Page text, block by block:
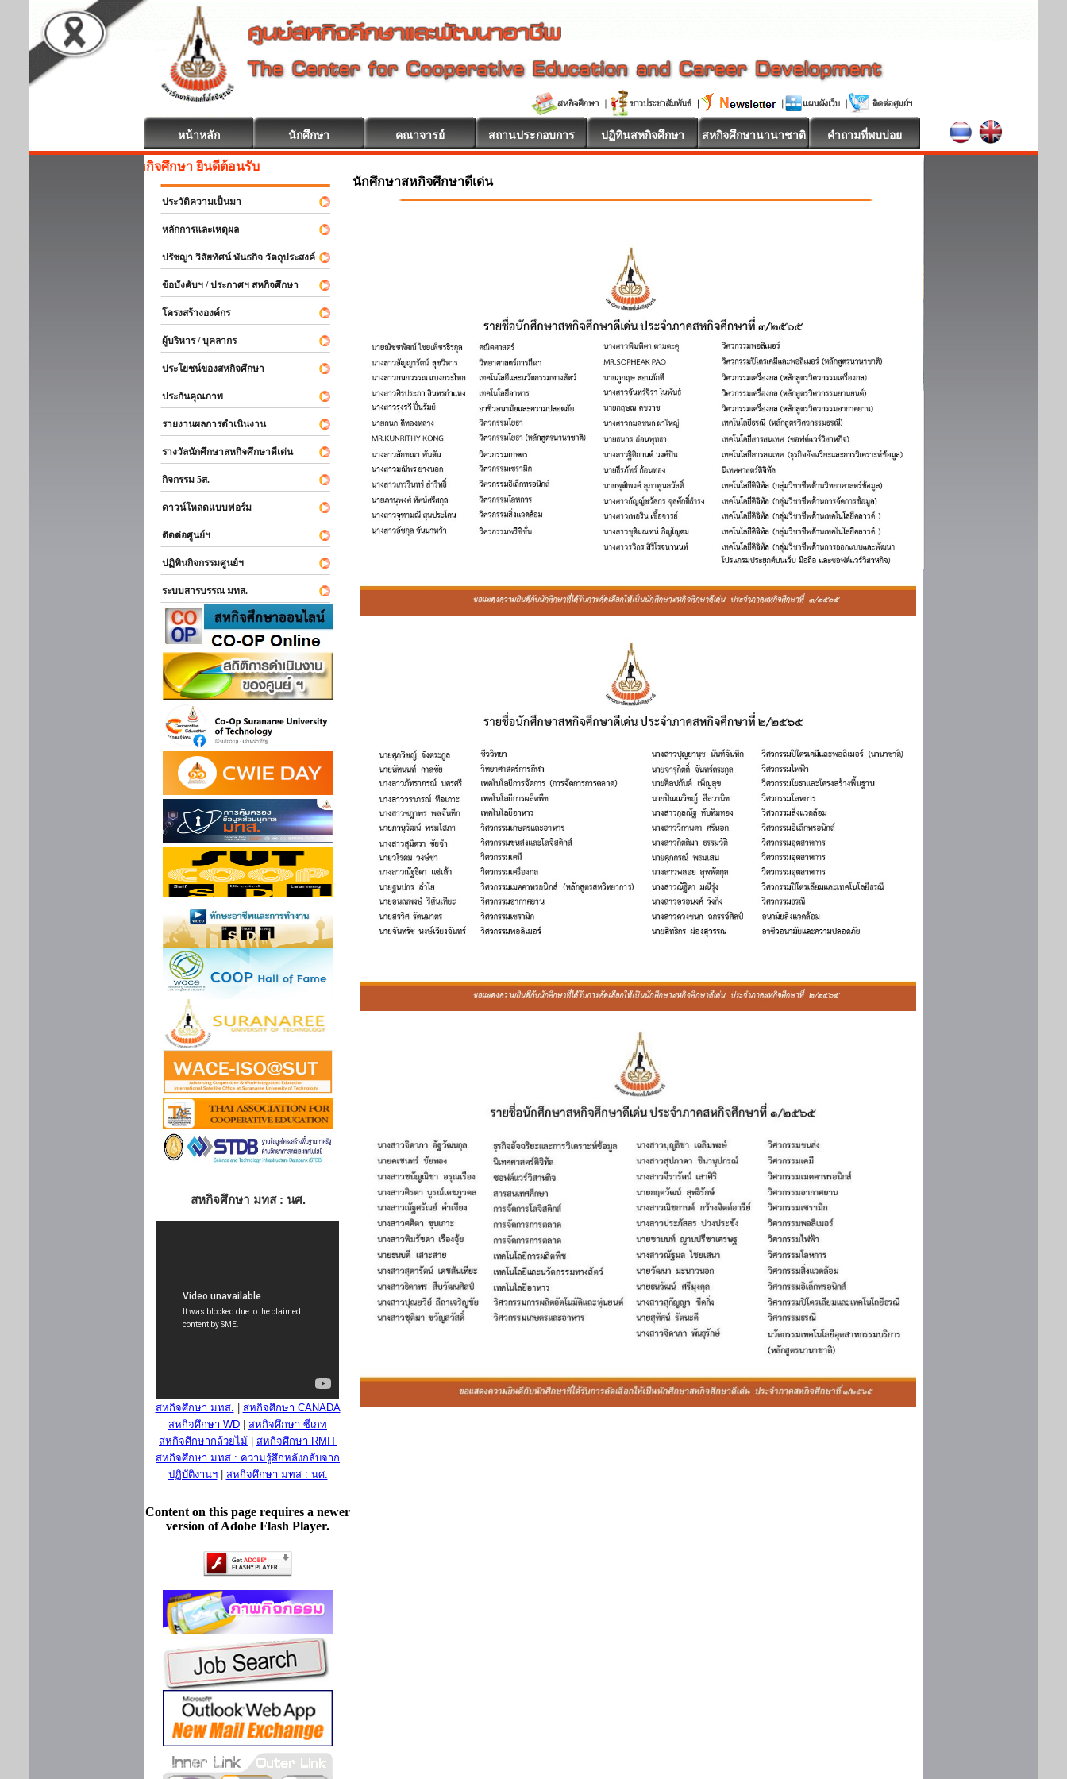
หน้าหลัก นักศึกษา คณาจารย์ สถานประกอบการ ปฏิทินสหกิจศึกษา สหกิจศึกษานานาชาติ คำถามที่พบบ่อย
สหกิจศึกษา ยินดีต้อนรับ
ประวัติความเป็นมา
หลักการและเหตุผล
ปรัชญา วิสัยทัศน์ พันธกิจ วัตถุประสงค์
ข้อบังคับฯ / ประกาศฯ สหกิจศึกษา
โครงสร้างองค์กร
ผู้บริหาร / บุคลากร
ประโยชน์ของสหกิจศึกษา
ประกันคุณภาพ
รายงานผลการดำเนินงาน
รางวัลนักศึกษาสหกิจศึกษาดีเด่น
กิจกรรม 5ส.
ดาวน์โหลดแบบฟอร์ม
ติดต่อศูนย์ฯ
ปฏิทินกิจกรรมศูนย์ฯ
ระบบสารบรรณ มทส.
สหกิจศึกษา มทส : นศ.
สหกิจศึกษา มทส.
สหกิจศึกษา CANADA
สหกิจศึกษา WD
สหกิจศึกษา ซีเกท
สหกิจศึกษากล้วยไม้
สหกิจศึกษา RMIT
สหกิจศึกษา มทส : ความรู้สึกหลังกลับจาก
ปฏิบัติงานฯ| สหกิจศึกษา มทส : นศ.
Content on this page requires a newer
version of Adobe Flash Player.
นักศึกษาสหกิจศึกษาดีเด่น